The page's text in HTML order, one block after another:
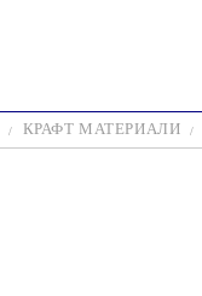
КРАФТ МАТЕРИАЛИ